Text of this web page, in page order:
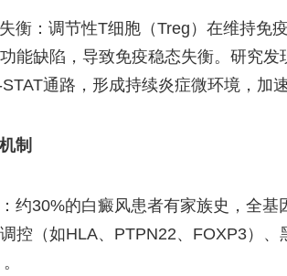
衡：调节性T细胞（Treg）在维持免
能缺陷，导致免疫稳态失衡。研究
通路，形成持续炎症微环境，加
制
约30%的白癜风患者有家族史，全
控（如HLA、PTPN22、FOXP3）